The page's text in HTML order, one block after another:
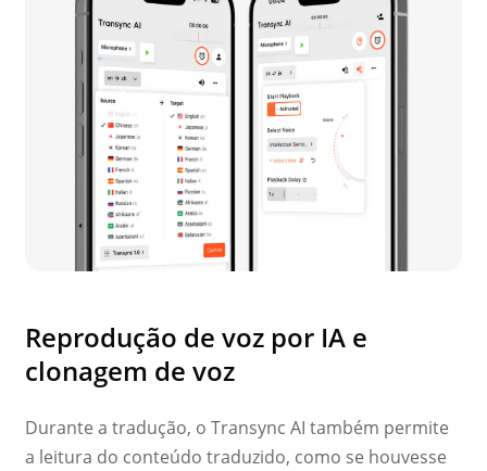
Reprodução de voz por IA e
clonagem de voz
Durante a tradução, o Transync AI também permite
a leitura do conteúdo traduzido, como se houvesse